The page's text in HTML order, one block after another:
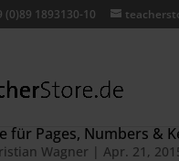
(0)89 1893130-10
für Pages, Numbers &
Wagner | Apr. 21,